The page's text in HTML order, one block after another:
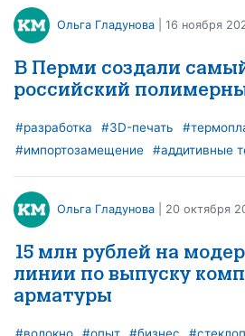
Ольга Гладунова | 16 ноября
В Перми создали
российский
#разработка #3D-печать
#импортозамещение
#аддитивные
Ольга Гладунова | 20 октября
15 млн рублей на
линии по выпуску
арматуры
#волокно #опыт #бизнес